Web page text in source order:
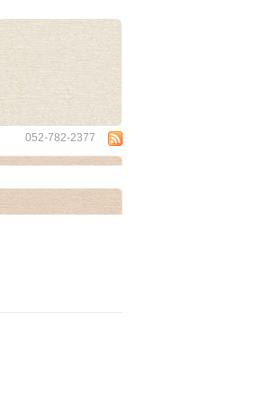
052-782-2377